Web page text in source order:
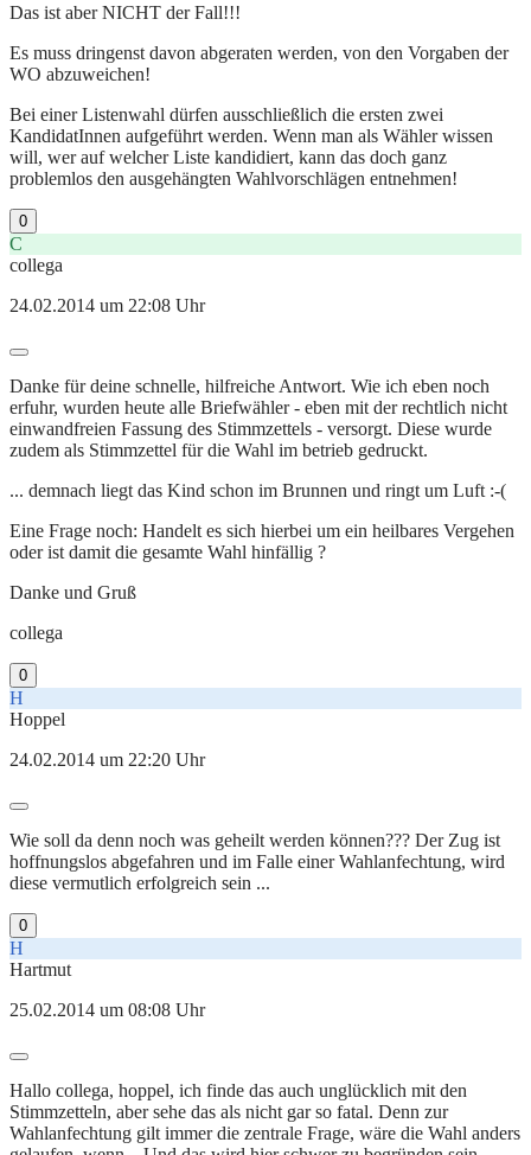
Das ist aber NICHT der Fall!!!
Es muss dringenst davon abgeraten werden, von den Vorgaben der
WO abzuweichen!
Bei einer Listenwahl dürfen ausschließlich die ersten zwei
KandidatInnen aufgeführt werden. Wenn man als Wähler wissen
will, wer auf welcher Liste kandidiert, kann das doch ganz
problemlos den ausgehängten Wahlvorschlägen entnehmen!
0
C
collega
24.02.2014 um 22:08 Uhr
Danke für deine schnelle, hilfreiche Antwort. Wie ich eben noch
erfuhr, wurden heute alle Briefwähler - eben mit der rechtlich nicht
einwandfreien Fassung des Stimmzettels - versorgt. Diese wurde
zudem als Stimmzettel für die Wahl im betrieb gedruckt.
... demnach liegt das Kind schon im Brunnen und ringt um Luft :-(
Eine Frage noch: Handelt es sich hierbei um ein heilbares Vergehen
oder ist damit die gesamte Wahl hinfällig ?
Danke und Gruß
collega
0
H
Hoppel
24.02.2014 um 22:20 Uhr
Wie soll da denn noch was geheilt werden können??? Der Zug ist
hoffnungslos abgefahren und im Falle einer Wahlanfechtung, wird
diese vermutlich erfolgreich sein ...
0
H
Hartmut
25.02.2014 um 08:08 Uhr
Hallo collega, hoppel, ich finde das auch unglücklich mit den
Stimmzetteln, aber sehe das als nicht gar so fatal. Denn zur
Wahlanfechtung gilt immer die zentrale Frage, wäre die Wahl anders